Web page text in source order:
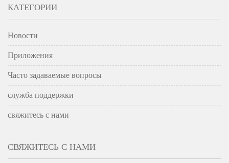
КАТЕГОРИИ
Новости
Приложения
Часто задаваемые вопросы
служба поддержки
свяжитесь с нами
СВЯЖИТЕСЬ С НАМИ